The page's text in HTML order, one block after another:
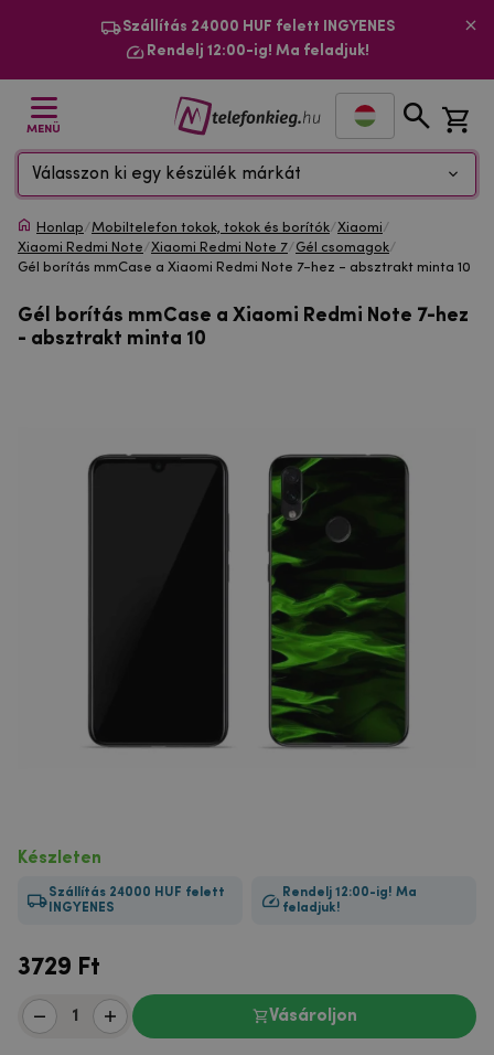
Szállítás 24000 HUF felett INGYENES
Rendelj 12:00-ig! Ma feladjuk!
MENÜ
Válasszon ki egy készülék márkát
Honlap/Mobiltelefon tokok, tokok és borítók/Xiaomi/
Xiaomi Redmi Note/Xiaomi Redmi Note 7/Gél csomagok/
Gél borítás mmCase a Xiaomi Redmi Note 7-hez - absztrakt minta 10
Gél borítás mmCase a Xiaomi Redmi Note 7-hez
- absztrakt minta 10
Készleten
Szállítás 24000 HUF felett
INGYENES
Rendelj 12:00-ig! Ma
feladjuk!
3729 Ft
Vásároljon